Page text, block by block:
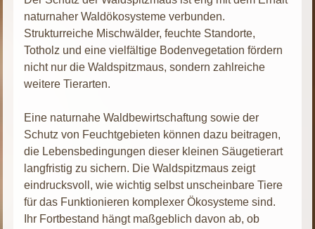
naturnaher Waldökosysteme verbunden.
Strukturreiche Mischwälder, feuchte Standorte,
Totholz und eine vielfältige Bodenvegetation fördern
nicht nur die Waldspitzmaus, sondern zahlreiche
weitere Tierarten.
Eine naturnahe Waldbewirtschaftung sowie der
Schutz von Feuchtgebieten können dazu beitragen,
die Lebensbedingungen dieser kleinen Säugetierart
langfristig zu sichern. Die Waldspitzmaus zeigt
eindrucksvoll, wie wichtig selbst unscheinbare Tiere
für das Funktionieren komplexer Ökosysteme sind.
Ihr Fortbestand hängt maßgeblich davon ab, ob